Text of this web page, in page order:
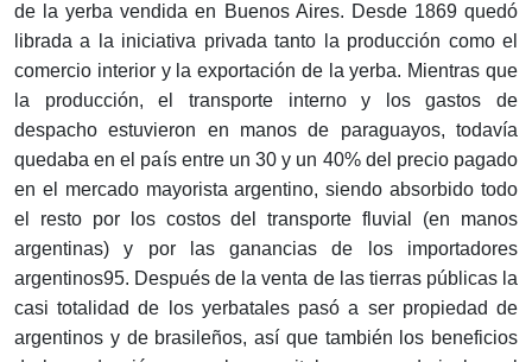
de la yerba vendida en Buenos Aires. Desde 1869 quedó
librada a la iniciativa privada tanto la producción como el
comercio interior y la exportación de la yerba. Mientras que
la producción, el transporte interno y los gastos de
despacho estuvieron en manos de paraguayos, todavía
quedaba en el país entre un 30 y un 40% del precio pagado
en el mercado mayorista argentino, siendo absorbido todo
el resto por los costos del transporte fluvial (en manos
argentinas) y por las ganancias de los importadores
argentinos95. Después de la venta de las tierras públicas la
casi totalidad de los yerbatales pasó a ser propiedad de
argentinos y de brasileños, así que también los beneficios